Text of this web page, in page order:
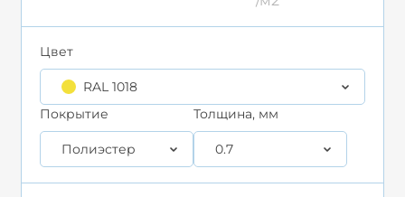
Цвет
RAL 1018
Покрытие
Полиэстер
Толщина, мм
0.7